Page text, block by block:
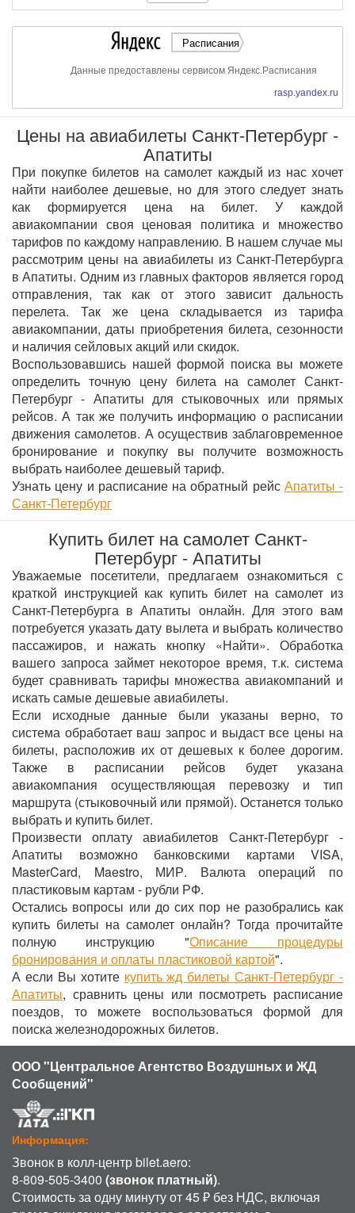
Расписания
Данные предоставлены сервисом Яндекс.Расписания
rasp.yandex.ru
Цены на авиабилеты Санкт-Петербург -
Апатиты
При покупке билетов на самолет каждый из нас хочет
найти наиболее дешевые, но для этого следует знать
как формируется цена на билет. У каждой
авиакомпании своя ценовая политика и множество
тарифов по каждому направлению. В нашем случае мы
рассмотрим цены на авиабилеты из Санкт-Петербурга
в Апатиты. Одним из главных факторов является город
отправления, так как от этого зависит дальность
перелета. Так же цена складывается из тарифа
авиакомпании, даты приобретения билета, сезонности
и наличия сейловых акций или скидок.
Воспользовавшись нашей формой поиска вы можете
определить точную цену билета на самолет Санкт-
Петербург - Апатиты для стыковочных или прямых
рейсов. А так же получить информацию о расписании
движения самолетов. А осуществив заблаговременное
бронирование и покупку вы получите возможность
выбрать наиболее дешевый тариф.
Узнать цену и расписание на обратный рейс Апатиты -
Санкт-Петербург
Купить билет на самолет Санкт-
Петербург - Апатиты
Уважаемые посетители, предлагаем ознакомиться с
краткой инструкцией как купить билет на самолет из
Санкт-Петербурга в Апатиты онлайн. Для этого вам
потребуется указать дату вылета и выбрать количество
пассажиров, и нажать кнопку «Найти». Обработка
вашего запроса займет некоторое время, т.к. система
будет сравнивать тарифы множества авиакомпаний и
искать самые дешевые авиабилеты.
Если исходные данные были указаны верно, то
система обработает ваш запрос и выдаст все цены на
билеты, расположив их от дешевых к более дорогим.
Также в расписании рейсов будет указана
авиакомпания осуществляющая перевозку и тип
маршрута (стыковочный или прямой). Останется только
выбрать и купить билет.
Произвести оплату авиабилетов Санкт-Петербург -
Апатиты возможно банковскими картами VISA,
MasterCard, Maestro, МИР. Валюта операций по
пластиковым картам - рубли РФ.
Остались вопросы или до сих пор не разобрались как
купить билеты на самолет онлайн? Тогда прочитайте
полную инструкцию "Описание процедуры
бронирования и оплаты пластиковой картой".
А если Вы хотите купить жд билеты Санкт-Петербург -
Апатиты, сравнить цены или посмотреть расписание
поездов, то можете воспользоваться формой для
поиска железнодорожных билетов.
ООО "Центральное Агентство Воздушных и ЖД
Сообщений"
Информация:
Звонок в колл-центр bilet.aero:
8-809-505-3400 (звонок платный).
Стоимость за одну минуту от 45 ₽ без НДС, включая